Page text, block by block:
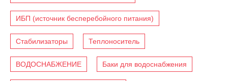
ИБП (источник бесперебойного питания)
Стабилизаторы Теплоноситель
ВОДОСНАБЖЕНИЕ Баки для водоснабжения